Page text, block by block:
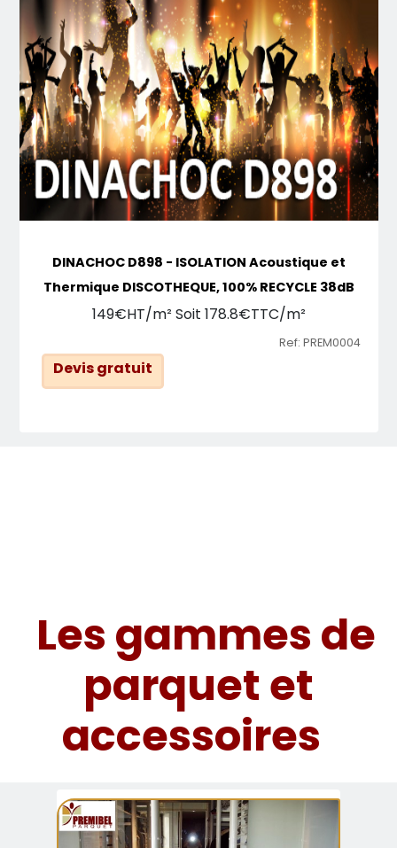
DINACHOC D898 - ISOLATION Acoustique et
Thermique DISCOTHEQUE, 100% RECYCLE 38dB
149€HT/m² Soit 178.8€TTC/m²
Ref: PREM0004
Devis gratuit
Les gammes de
parquet et
accessoires